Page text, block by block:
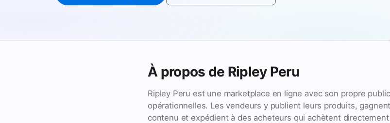
À propos de Ripley Peru
Ripley Peru est une marketplace en ligne avec son propre
opérationnelles. Les vendeurs y publient leurs produits,
contenu et expédient à des acheteurs qui achètent